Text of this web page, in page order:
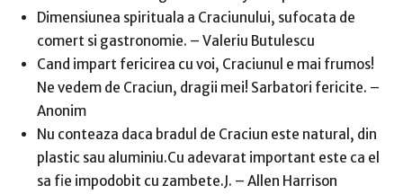
Dimensiunea spirituala a Craciunului, sufocata de
comert si gastronomie. – Valeriu Butulescu
Cand impart fericirea cu voi, Craciunul e mai frumos!
Ne vedem de Craciun, dragii mei! Sarbatori fericite. –
Anonim
Nu conteaza daca bradul de Craciun este natural, din
plastic sau aluminiu.Cu adevarat important este ca el
sa fie impodobit cu zambete.J. – Allen Harrison